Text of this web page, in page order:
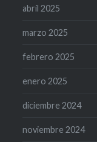
abril 2025
marzo 2025
febrero 2025
enero 2025
diciembre 2024
noviembre 2024